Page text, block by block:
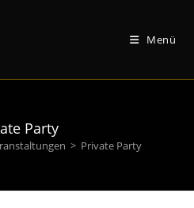
Menü
Party
> Private Party